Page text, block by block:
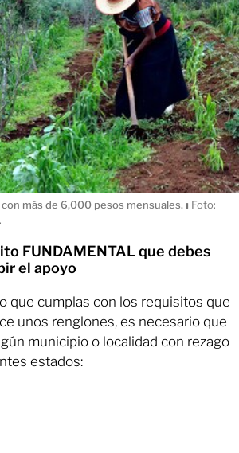
más de 6,000 pesos mensuales. ı Foto:
FUNDAMENTAL que debes
el apoyo
que cumplas con los requisitos que
unos renglones, es necesario que
municipio o localidad con rezago
estados: